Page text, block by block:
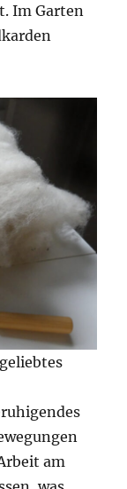
Im Garten
am